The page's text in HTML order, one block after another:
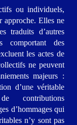
ou individuels,
approche. Elles ne
traduits d’autres
comportant des
les actes de
ne peuvent
majeurs :
d’une véritable
contributions
d’hommages qui
n’y sont pas